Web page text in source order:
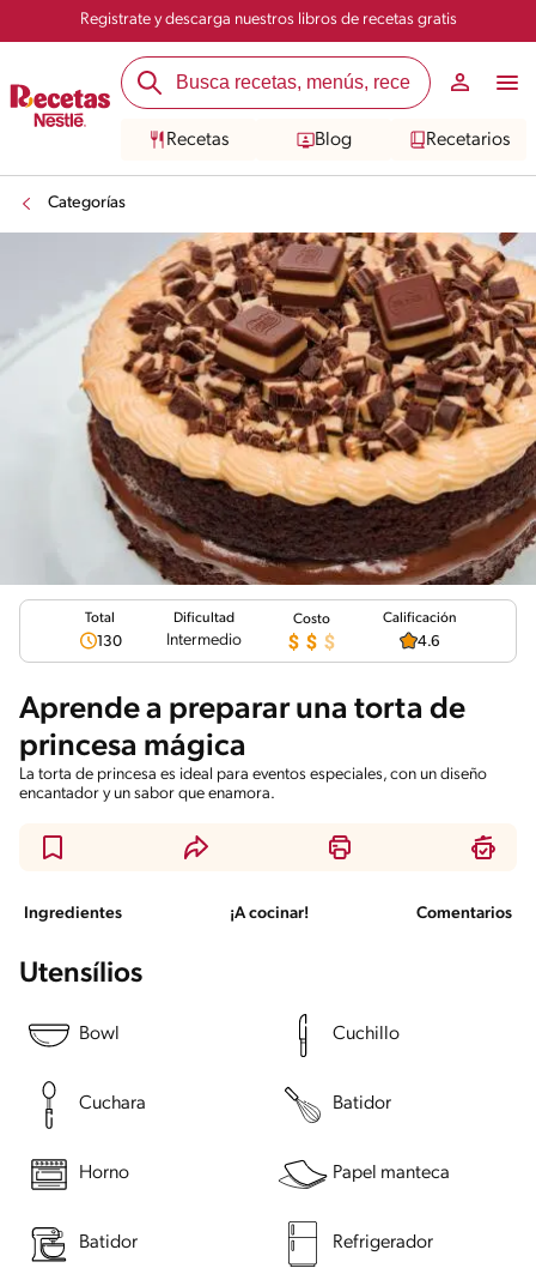
Registrate y descarga nuestros libros de recetas gratis
Recetas Blog Recetarios
Categorías
Total
130
Dificultad
Intermedio
Costo Calificación
4.6
Aprende a preparar una torta de
princesa mágica
La torta de princesa es ideal para eventos especiales, con un diseño
encantador y un sabor que enamora.
Ingredientes ¡A cocinar! Comentarios
Utensílios
Bowl Cuchillo
Cuchara Batidor
Horno Papel manteca
Batidor Refrigerador